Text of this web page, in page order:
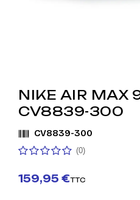
NIKE AIR MAX
CV8839-300
CV8839-300
(0)
159,95 €TTC